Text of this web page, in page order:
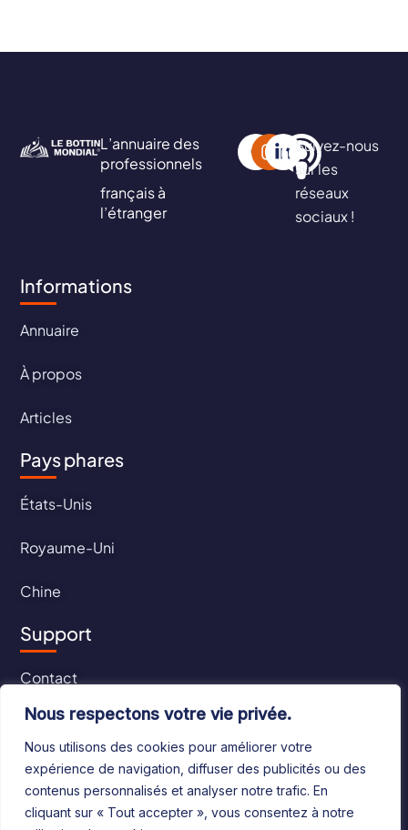
Nous respectons votre vie privée.
Nous utilisons des cookies pour améliorer votre
expérience de navigation, diffuser des publicités ou des
contenus personnalisés et analyser notre trafic. En
cliquant sur « Tout accepter », vous consentez à notre
L’annuaire des
professionnels
français à
l’étranger
Suivez-nous
sur les
réseaux
sociaux !
Informations
Annuaire
À propos
Articles
Pays phares
États-Unis
Royaume-Uni
Chine
Support
Contact
CGU
CGV